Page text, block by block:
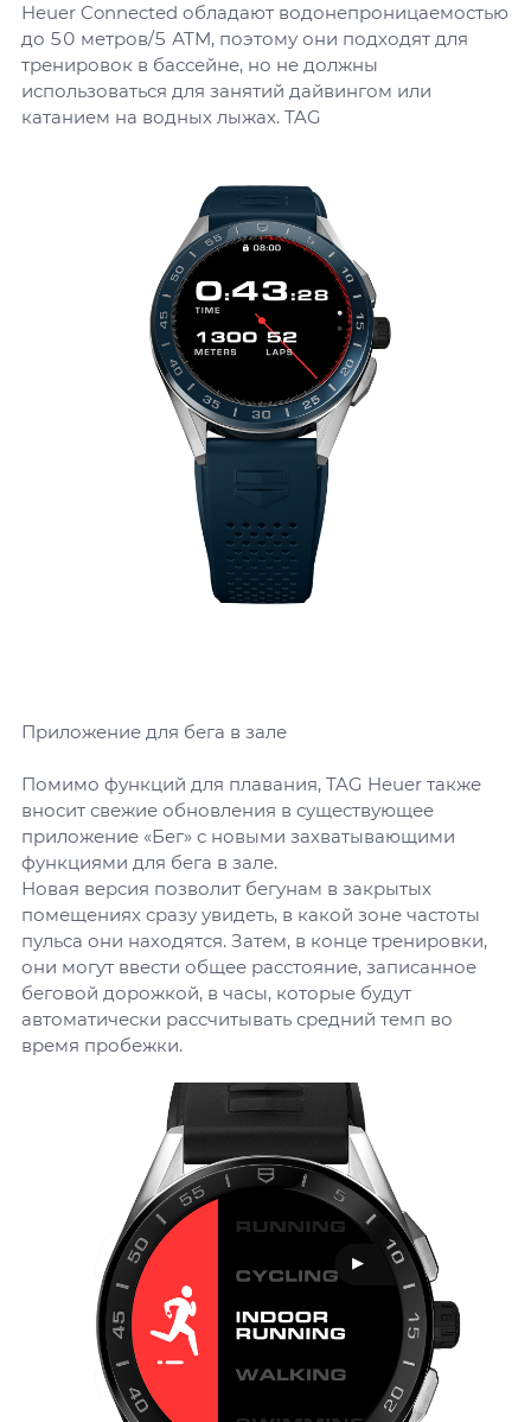
Heuer Connected обладают водонепроницаемостью
до 50 метров/5 АТМ, поэтому они подходят для
тренировок в бассейне, но не должны
использоваться для занятий дайвингом или
катанием на водных лыжах. TAG
Приложение для бега в зале
Помимо функций для плавания, TAG Heuer также
вносит свежие обновления в существующее
приложение «Бег» с новыми захватывающими
функциями для бега в зале.
Новая версия позволит бегунам в закрытых
помещениях сразу увидеть, в какой зоне частоты
пульса они находятся. Затем, в конце тренировки,
они могут ввести общее расстояние, записанное
беговой дорожкой, в часы, которые будут
автоматически рассчитывать средний темп во
время пробежки.